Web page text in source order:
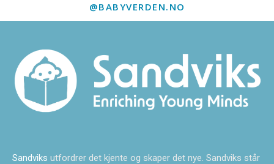
@BABYVERDEN.NO
Sandviks utfordrer det kjente og skaper det nye. Sandviks står